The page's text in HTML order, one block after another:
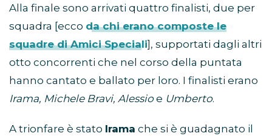
Alla finale sono arrivati quattro finalisti, due per
squadra [ecco da chi erano composte le
squadre di Amici Speciali], supportati dagli altri
otto concorrenti che nel corso della puntata
hanno cantato e ballato per loro. I finalisti erano
Irama, Michele Bravi, Alessioe Umberto.
A trionfare è stato Irama che si è guadagnato il